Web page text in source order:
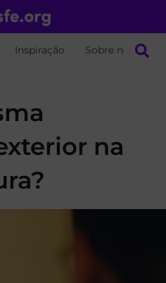
Inspiração Sobre nós
na